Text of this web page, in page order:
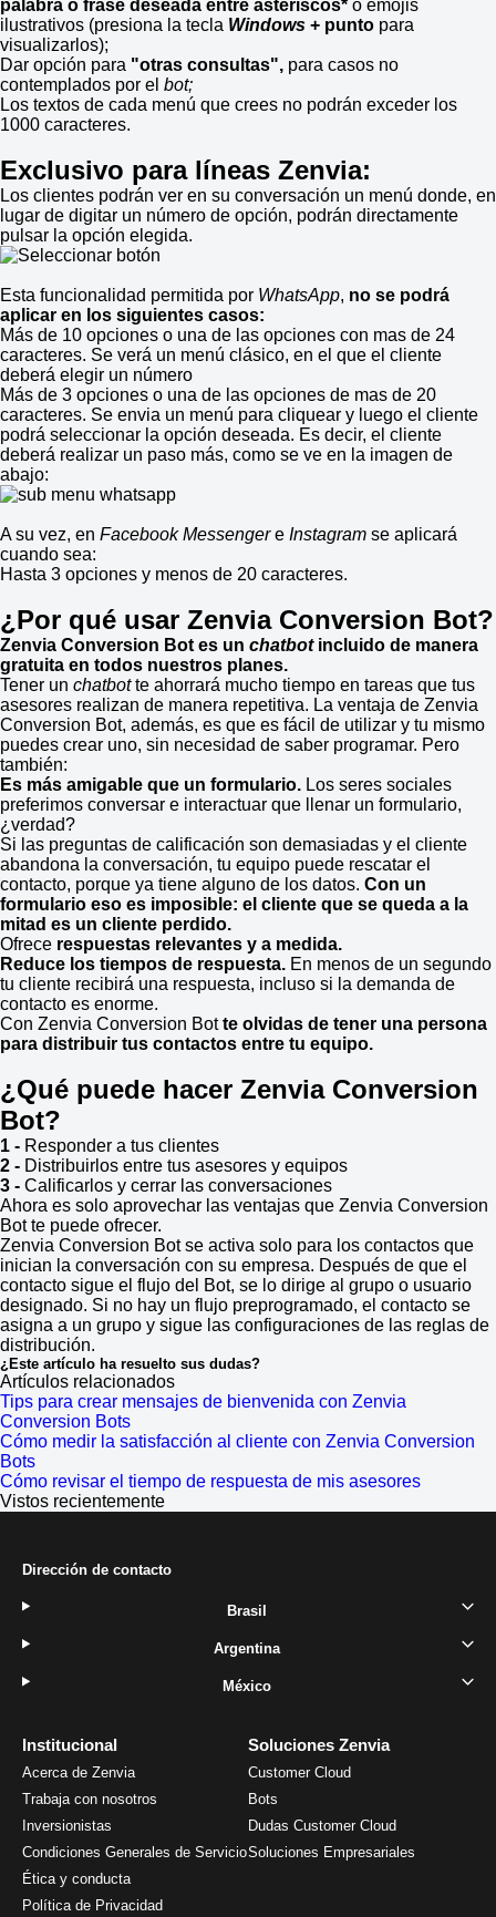
palabra o frase deseada entre asteriscos* o emojis
ilustrativos (presiona la tecla Windows + punto para
visualizarlos);
Dar opción para "otras consultas", para casos no
contemplados por el bot;
Los textos de cada menú que crees no podrán exceder los
1000 caracteres.
Exclusivo para líneas Zenvia:
Los clientes podrán ver en su conversación un menú donde, en
lugar de digitar un número de opción, podrán directamente
pulsar la opción elegida.
Esta funcionalidad permitida por WhatsApp, no se podrá
aplicar en los siguientes casos:
Más de 10 opciones o una de las opciones con mas de 24
caracteres. Se verá un menú clásico, en el que el cliente
deberá elegir un número
Más de 3 opciones o una de las opciones de mas de 20
caracteres. Se envia un menú para cliquear y luego el cliente
podrá seleccionar la opción deseada. Es decir, el cliente
deberá realizar un paso más, como se ve en la imagen de
abajo:
A su vez, en Facebook Messengere Instagram se aplicará
cuando sea:
Hasta 3 opciones y menos de 20 caracteres.
¿Por qué usar Zenvia Conversion Bot?
Zenvia Conversion Bot es un chatbot incluido de manera
gratuita en todos nuestros planes.
Tener un chatbotte ahorrará mucho tiempo en tareas que tus
asesores realizan de manera repetitiva. La ventaja de Zenvia
Conversion Bot, además, es que es fácil de utilizar y tu mismo
puedes crear uno, sin necesidad de saber programar. Pero
también:
Es más amigable que un formulario. Los seres sociales
preferimos conversar e interactuar que llenar un formulario,
¿verdad?
Si las preguntas de calificación son demasiadas y el cliente
abandona la conversación, tu equipo puede rescatar el
contacto, porque ya tiene alguno de los datos. Con un
formulario eso es imposible: el cliente que se queda a la
mitad es un cliente perdido.
Ofrece respuestas relevantes y a medida.
Reduce los tiempos de respuesta. En menos de un segundo
tu cliente recibirá una respuesta, incluso si la demanda de
contacto es enorme.
Con Zenvia Conversion Botte olvidas de tener una persona
para distribuir tus contactos entre tu equipo.
¿Qué puede hacer Zenvia Conversion
Bot?
1 - Responder a tus clientes
2 - Distribuirlos entre tus asesores y equipos
3 - Calificarlos y cerrar las conversaciones
Ahora es solo aprovechar las ventajas que Zenvia Conversion
Bot te puede ofrecer.
Zenvia Conversion Bot se activa solo para los contactos que
inician la conversación con su empresa. Después de que el
contacto sigue el flujo del Bot, se lo dirige al grupo o usuario
designado. Si no hay un flujo preprogramado, el contacto se
asigna a un grupo y sigue las configuraciones de las reglas de
distribución.
¿Este artículo ha resuelto sus dudas?
Artículos relacionados
Tips para crear mensajes de bienvenida con Zenvia
Conversion Bots
Cómo medir la satisfacción al cliente con Zenvia Conversion
Bots
Cómo revisar el tiempo de respuesta de mis asesores
Vistos recientemente
Institucional
Acerca de Zenvia
Trabaja con nosotros
Inversionistas
Condiciones Generales de Servicio
Ética y conducta
Política de Privacidad
Soluciones Zenvia
Customer Cloud
Bots
Dudas Customer Cloud
Soluciones Empresariales
Dirección de contacto
Brasil
Argentina
México